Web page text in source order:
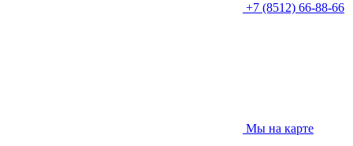
+7 (8512) 66-88-66
Мы на карте